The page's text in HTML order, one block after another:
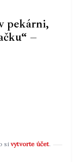
pekárni,
–
sivytvorte účet.